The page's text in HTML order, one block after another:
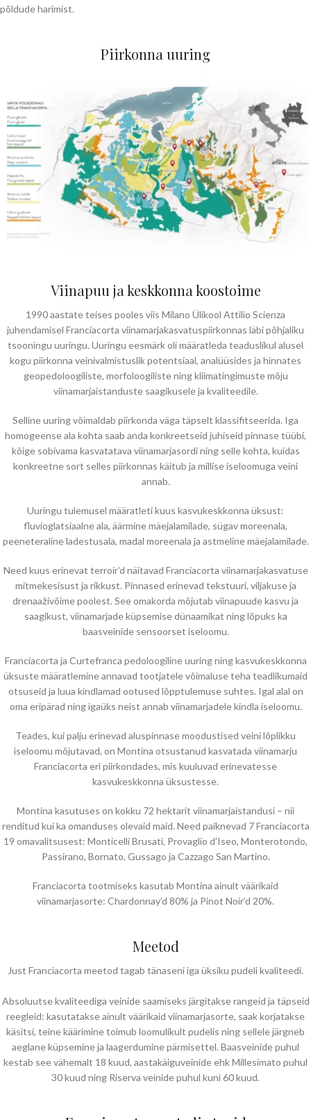
põldude harimist.
Piirkonna uuring
Viinapuu ja keskkonna koostoime
1990 aastate teises pooles viis Milano Ülikool Attilio Scienza
juhendamisel Franciacorta viinamarjakasvatuspiirkonnas läbi põhjaliku
tsooningu uuringu. Uuringu eesmärk oli määratleda teaduslikul alusel
kogu piirkonna veinivalmistuslik potentsiaal, analüüsides ja hinnates
geopedoloogiliste, morfoloogiliste ning kliimatingimuste mõju
viinamarjaistanduste saagikusele ja kvaliteedile.
Selline uuring võimaldab piirkonda väga täpselt klassifitseerida. Iga
homogeense ala kohta saab anda konkreetseid juhiseid pinnase tüübi,
kõige sobivama kasvatatava viinamarjasordi ning selle kohta, kuidas
konkreetne sort selles piirkonnas käitub ja millise iseloomuga veini
annab.
Uuringu tulemusel määratleti kuus kasvukeskkonna üksust:
fluvioglatsiaalne ala, äärmine mäejalamilade, sügav moreenala,
peeneteraline ladestusala, madal moreenala ja astmeline mäejalamilade.
Need kuus erinevat terroir’d näitavad Franciacorta viinamarjakasvatuse
mitmekesisust ja rikkust. Pinnased erinevad tekstuuri, viljakuse ja
drenaaživõime poolest. See omakorda mõjutab viinapuude kasvu ja
saagikust, viinamarjade küpsemise dünaamikat ning lõpuks ka
baasveinide sensoorset iseloomu.
Franciacorta ja Curtefranca pedoloogiline uuring ning kasvukeskkonna
üksuste määratlemine annavad tootjatele võimaluse teha teadlikumaid
otsuseid ja luua kindlamad ootused lõpptulemuse suhtes. Igal alal on
oma eripärad ning igaüks neist annab viinamarjadele kindla iseloomu.
Teades, kui palju erinevad aluspinnase moodustised veini lõplikku
iseloomu mõjutavad, on Montina otsustanud kasvatada viinamarju
Franciacorta eri piirkondades, mis kuuluvad erinevatesse
kasvukeskkonna üksustesse.
Montina kasutuses on kokku 72 hektarit viinamarjaistandusi – nii
renditud kui ka omanduses olevaid maid. Need paiknevad 7 Franciacorta
19 omavalitsusest: Monticelli Brusati, Provaglio d’Iseo, Monterotondo,
Passirano, Bornato, Gussago ja Cazzago San Martino.
Franciacorta tootmiseks kasutab Montina ainult väärikaid
viinamarjasorte: Chardonnay’d 80% ja Pinot Noir’d 20%.
Meetod
Just Franciacorta meetod tagab tänaseni iga üksiku pudeli kvaliteedi.
Absoluutse kvaliteediga veinide saamiseks järgitakse rangeid ja täpseid
reegleid: kasutatakse ainult väärikaid viinamarjasorte, saak korjatakse
käsitsi, teine käärimine toimub loomulikult pudelis ning sellele järgneb
aeglane küpsemine ja laagerdumine pärmisettel. Baasveinide puhul
kestab see vähemalt 18 kuud, aastakäiguveinide ehk Millesimato puhul
30 kuud ning Riserva veinide puhul kuni 60 kuud.